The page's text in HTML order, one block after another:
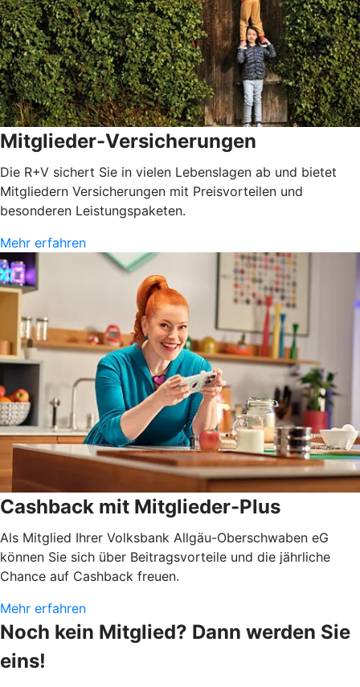
Mitglieder-Versicherungen
Die R+V sichert Sie in vielen Lebenslagen ab und bietet
Mitgliedern Versicherungen mit Preisvorteilen und
besonderen Leistungspaketen.
Mehr erfahren
Cashback mit Mitglieder-Plus
Als Mitglied Ihrer Volksbank Allgäu-Oberschwaben eG
können Sie sich über Beitragsvorteile und die jährliche
Chance auf Cashback freuen.
Mehr erfahren
Noch kein Mitglied? Dann werden Sie
eins!